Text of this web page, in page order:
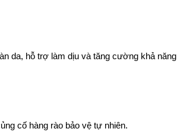
da, hỗ trợ làm dịu và tăng cường khả năng
cố hàng rào bảo vệ tự nhiên.